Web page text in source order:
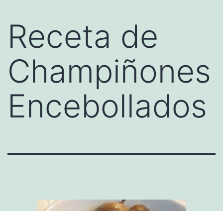
Receta de
Champiñones
Encebollados